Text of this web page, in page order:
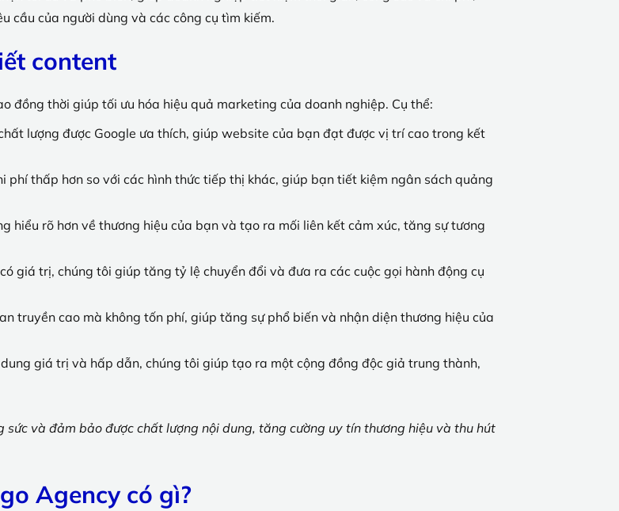
cầu của người dùng và các công cụ tìm kiếm.
content
đồng thời giúp tối ưu hóa hiệu quả marketing của doanh nghiệp. Cụ thể:
lượng được Google ưa thích, giúp website của bạn đạt được vị trí cao trong kết
phí thấp hơn so với các hình thức tiếp thị khác, giúp bạn tiết kiệm ngân sách quảng
hiểu rõ hơn về thương hiệu của bạn và tạo ra mối liên kết cảm xúc, tăng sự tương
giá trị, chúng tôi giúp tăng tỷ lệ chuyển đổi và đưa ra các cuộc gọi hành động cụ
truyền cao mà không tốn phí, giúp tăng sự phổ biến và nhận diện thương hiệu của
giá trị và hấp dẫn, chúng tôi giúp tạo ra một cộng đồng độc giả trung thành,
và đảm bảo được chất lượng nội dung, tăng cường uy tín thương hiệu và thu hút
Agency có gì?